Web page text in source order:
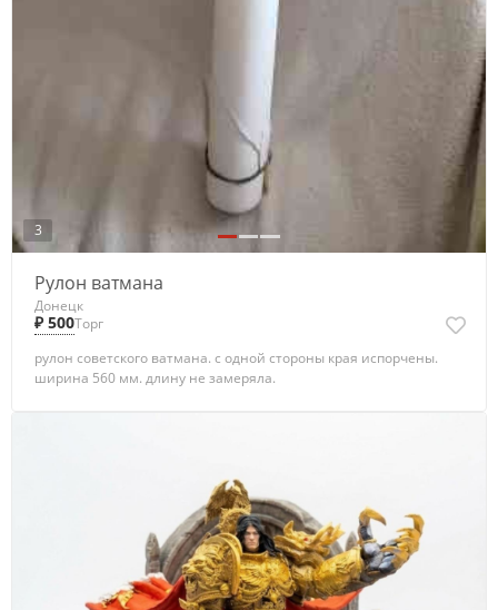
3
Рулон ватмана
Донецк
₽ 500Торг
рулон советского ватмана. с одной стороны края испорчены.
ширина 560 мм. длину не замеряла.